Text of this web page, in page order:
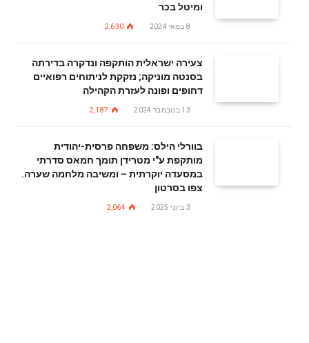
ומיטל בכר
8 במאי 2024 2,630
צעירה ישראלית הותקפה ונדקרה בדירתה
בסנטה מוניקה; נזקקת לניתוחים רפואיים
דחופים ופונה לעזרת הקהילה
13 בנובמבר 2024 2,187
בוורלי הילס: משפחה פרסית-יהודית
מותקפת ע"י מטרידן תומך חמאס סדרתי
במסעדה יוקרתית – ומשיבה מלחמה שערה.
צפו בסרטון
3 ביוני 2025 2,064